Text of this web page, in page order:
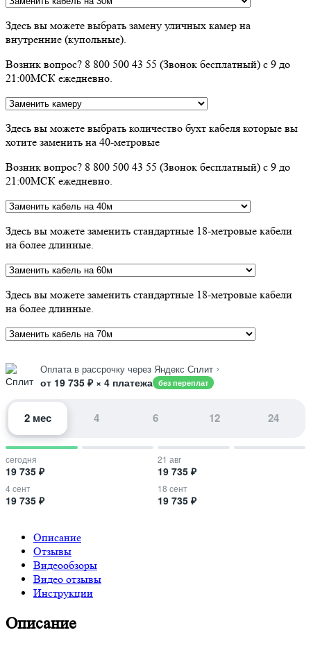
Здесь вы можете выбрать замену уличных камер на
внутренние (купольные).
Возник вопрос? 8 800 500 43 55 (Звонок бесплатный) с 9 до
21:00МСК ежедневно.
Здесь вы можете выбрать количество бухт кабеля которые вы
хотите заменить на 40-метровые
Возник вопрос? 8 800 500 43 55 (Звонок бесплатный) с 9 до
21:00МСК ежедневно.
Здесь вы можете заменить стандартные 18-метровые кабели
на более длинные.
Здесь вы можете заменить стандартные 18-метровые кабели
на более длинные.
Оплата в рассрочку через Яндекс Сплит ›
от 19 735 ₽ × 4 платежа без переплат
2 мес 4 6 12 24
сегодня
19 735 ₽
21 авг
19 735 ₽
4 сент
19 735 ₽
18 сент
19 735 ₽
Описание
Отзывы
Видеообзоры
Видео отзывы
Инструкции
Описание